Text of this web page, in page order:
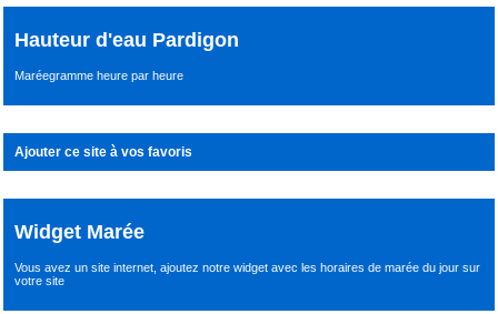
Hauteur d'eau Pardigon
Maréegramme heure par heure
Ajouter ce site à vos favoris
Widget Marée
Vous avez un site internet,ajoutez notre widget avec les horaires de marée du joursur
votre site